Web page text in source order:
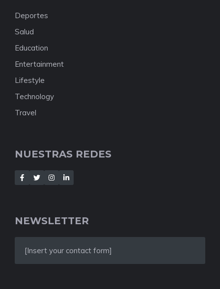
Deportes
Salud
Education
Entertainment
Lifestyle
Technology
Travel
NUESTRAS REDES
NEWSLETTER
[Insert your contact form]